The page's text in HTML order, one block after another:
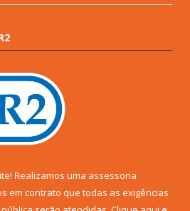
Realizamos uma assessoria
em contrato que todas as exigências